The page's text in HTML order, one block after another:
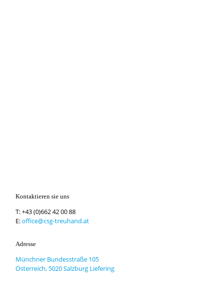
Kontaktieren sie uns
T:+43 (0)662 42 00 88
E:office@csg-treuhand.at
Adresse
Münchner Bundesstraße 105
Österreich, 5020 Salzburg Liefering